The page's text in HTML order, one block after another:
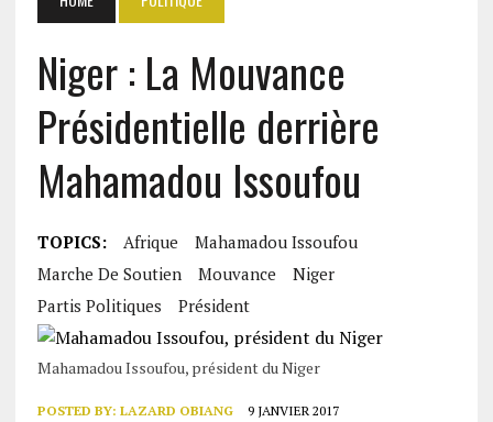
Niger : La Mouvance
Présidentielle derrière
Mahamadou Issoufou
TOPICS: Afrique
Mahamadou Issoufou
Marche De Soutien
Mouvance
Niger
Partis Politiques
Président
Mahamadou Issoufou, président du Niger
POSTED BY: LAZARD OBIANG 9 JANVIER 2017